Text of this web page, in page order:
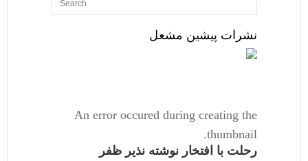
نشرات پیشین مشعل
An error occured during creating the
thumbnail.
رحلت با افتخار نوشته نذیر ظفر